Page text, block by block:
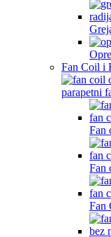
Fan Coil i
Fan
Fan
Fan